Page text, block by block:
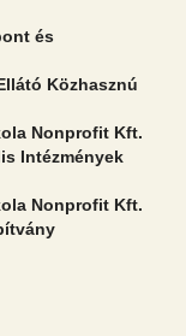
és
Közhasznú
Nonprofit Kft.
Intézmények
Nonprofit Kft.